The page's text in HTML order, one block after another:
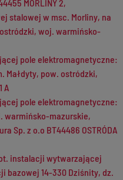
MORLINY 2,
stalowej w msc. Morliny, na
woj. warmińsko-
pole elektromagnetyczne:
Małdyty, pow. ostródzki,
A
pole elektromagnetyczne:
warmińsko-mazurskie,
Sp. z o.o BT44486 OSTRÓDA
instalacji wytwarzającej
bazowej 14-330 Dziśnity, dz.